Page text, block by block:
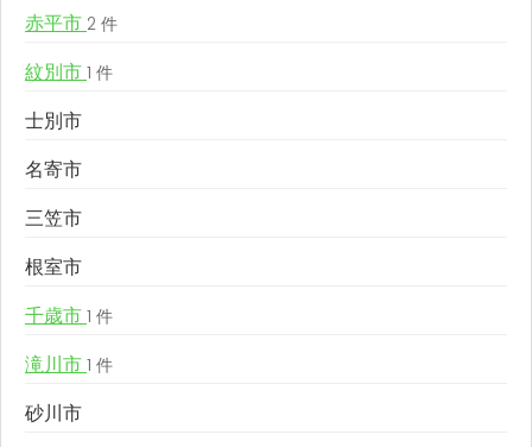
赤平市 2 件
紋別市 1 件
士別市
名寄市
三笠市
根室市
千歳市 1 件
滝川市 1 件
砂川市